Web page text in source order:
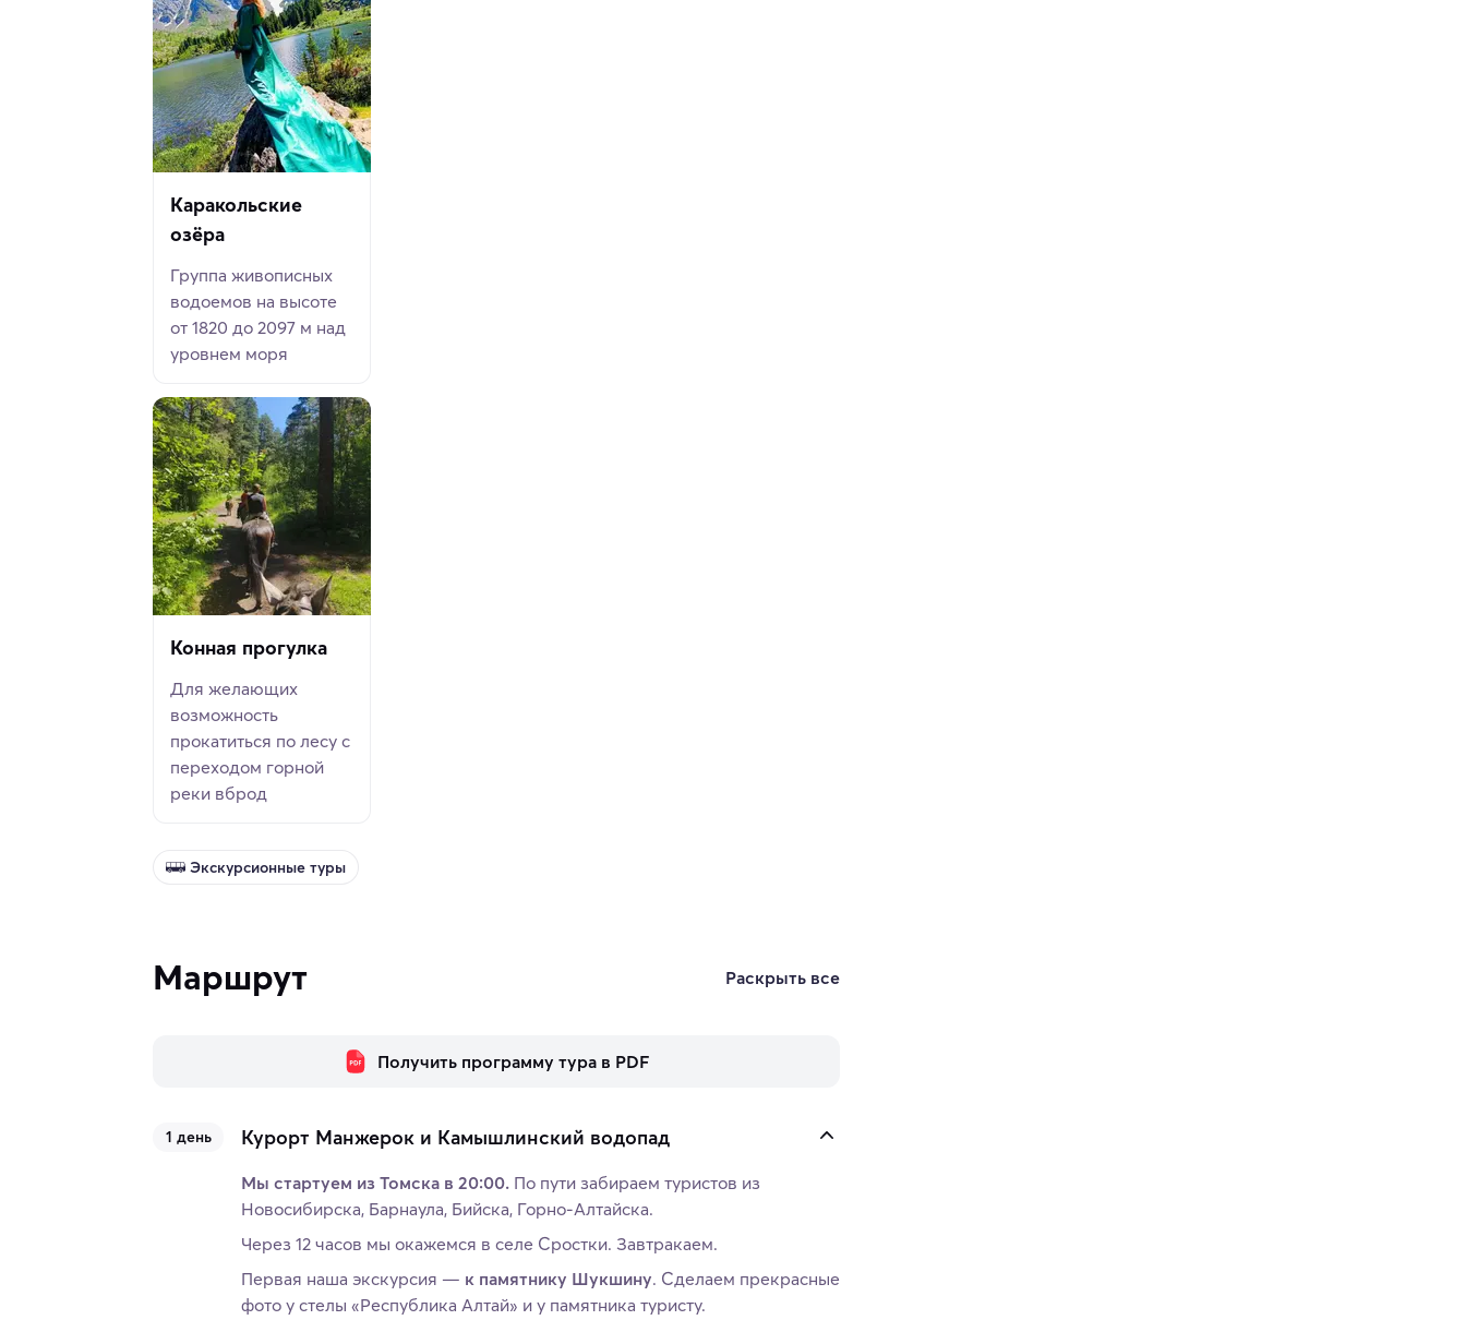
Каракольские
озёра
Группа живописных
водоемов на высоте
от 1820 до 2097 м над
уровнем моря
Конная прогулка
Для желающих
возможность
прокатиться по лесу с
переходом горной
реки вброд
Экскурсионные туры
Маршрут Раскрыть все
Получить программу тура в PDF
1 день Курорт Манжерок и Камышлинский водопад
Мы стартуем из Томска в 20:00. По пути забираем туристов из
Новосибирска, Барнаула, Бийска, Горно-Алтайска.
Через 12 часов мы окажемся в селе Сростки. Завтракаем.
Первая наша экскурсия — к памятнику Шукшину. Сделаем прекрасные
фото у стелы «Республика Алтай» и у памятника туристу.